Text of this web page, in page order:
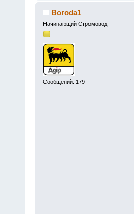
Boroda1
Начинающий Стромовод
Сообщений: 179